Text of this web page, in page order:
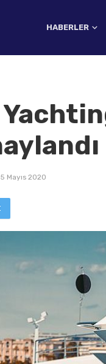
HABERLER
Mayıs 2020